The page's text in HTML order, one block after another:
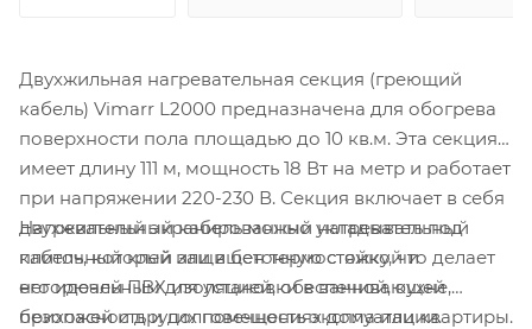
Двухжильная нагревательная секция (греющий
кабель) Vimarr L2000 предназначена для обогрева
поверхности пола площадью до 10 кв.м. Эта секция
имеет длину 111 м, мощность 18 Вт на метр и работает
при напряжении 220-230 В. Секция включает в себя
двухжильный экранированный нагревательный
кабель, который защищен термостойкой и
негорючей ПВХ изоляцией, обеспечивающей
безопасность и долговечность эксплуатации.
Нагревательный кабель можно укладывать под
плиточный клей или в бетонную стяжку, что делает
его идеальным для установки в ванной, кухне,
прихожей и других помещениях дома или квартиры.